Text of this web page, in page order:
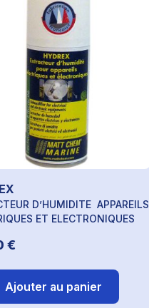
D’HUMIDITE APPAREILS
ET ELECTRONIQUES
€
Ajouter au panier